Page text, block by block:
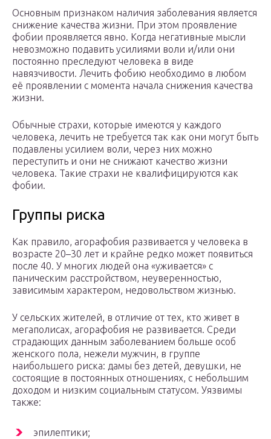
Основным признаком наличия заболевания является
снижение качества жизни. При этом проявление
фобии проявляется явно. Когда негативные мысли
невозможно подавить усилиями воли и/или они
постоянно преследуют человека в виде
навязчивости. Лечить фобию необходимо в любом
её проявлении с момента начала снижения качества
жизни.
Обычные страхи, которые имеются у каждого
человека, лечить не требуется так как они могут быть
подавлены усилием воли, через них можно
переступить и они не снижают качество жизни
человека. Такие страхи не квалифицируются как
фобии.
Группы риска
Как правило, агорафобия развивается у человека в
возрасте 20–30 лет и крайне редко может появиться
после 40. У многих людей она «уживается» с
паническим расстройством, неуверенностью,
зависимым характером, недовольством жизнью.
У сельских жителей, в отличие от тех, кто живет в
мегаполисах, агорафобия не развивается. Среди
страдающих данным заболеванием больше особ
женского пола, нежели мужчин, в группе
наибольшего риска: дамы без детей, девушки, не
состоящие в постоянных отношениях, с небольшим
доходом и низким социальным статусом. Уязвимы
также:
эпилептики;